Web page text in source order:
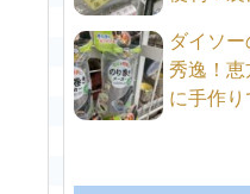
ダイソ
秀逸！恵
に手作り